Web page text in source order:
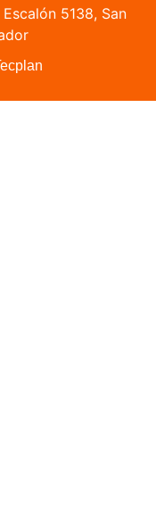
5138, San